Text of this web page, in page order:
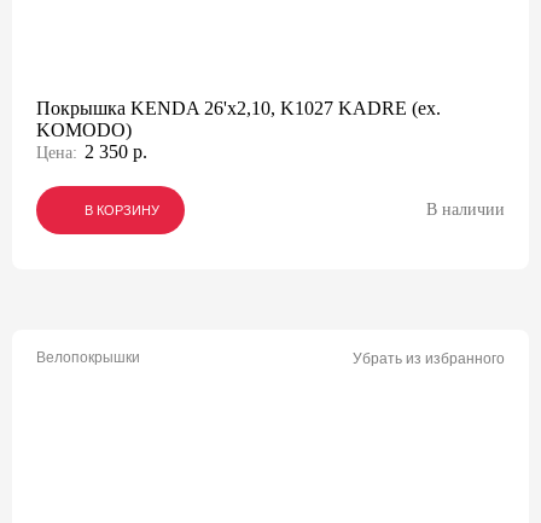
Покрышка KENDA 26'х2,10, K1027 KADRE (ex.
KOMODO)
Цена: 2 350 р.
В КОРЗИНУ
В КОРЗИНУ
В КОРЗИНУ В наличии
Велопокрышки Убрать из избранного